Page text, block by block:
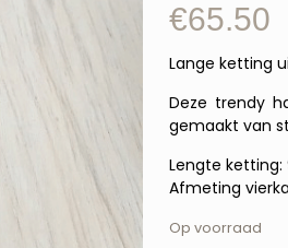
€65.50
Lange ketting
Deze trendy
gemaakt van
Lengte
Afmeting
Op voorraad